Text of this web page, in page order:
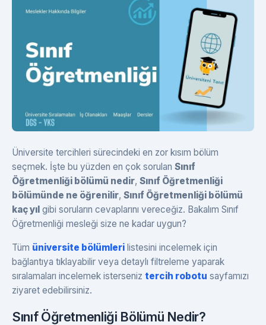
Üniversite tercihleri sürecindeki en zor kısım bölüm
seçmek. İşte bu yüzden en çok sorulan Sınıf
Öğretmenliği bölümü nedir, Sınıf Öğretmenliği
bölümünde ne öğrenilir, Sınıf Öğretmenliği bölümü
kaç yıl gibi soruların cevaplarını vereceğiz. Bakalım Sınıf
Öğretmenliği mesleği size ne kadar uygun?
Tüm üniversite bölümleri listesini incelemek için
bağlantıya tıklayabilir veya detaylı filtreleme yaparak
sıralamaları incelemek isterseniz tercih robotu sayfamızı
ziyaret edebilirsiniz.
Sınıf Öğretmenliği Bölümü Nedir?